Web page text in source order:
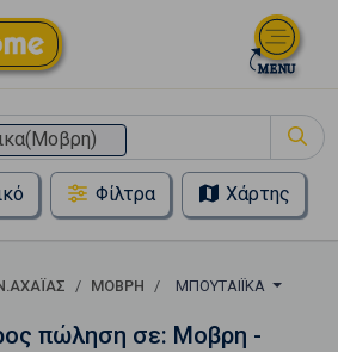
Φίλτρα Χάρτης
ΜΟΒΡΗ ΜΠΟΥΤΑΊΙΚΑ
πώληση σε: Μοβρη -